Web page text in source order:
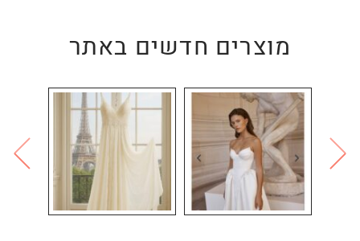
מוצרים חדשים באתר